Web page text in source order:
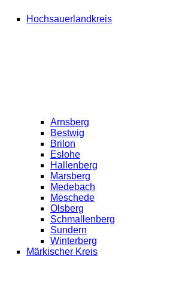
Hochsauerlandkreis
Arnsberg
Bestwig
Brilon
Eslohe
Hallenberg
Marsberg
Medebach
Meschede
Olsberg
Schmallenberg
Sundern
Winterberg
Märkischer Kreis